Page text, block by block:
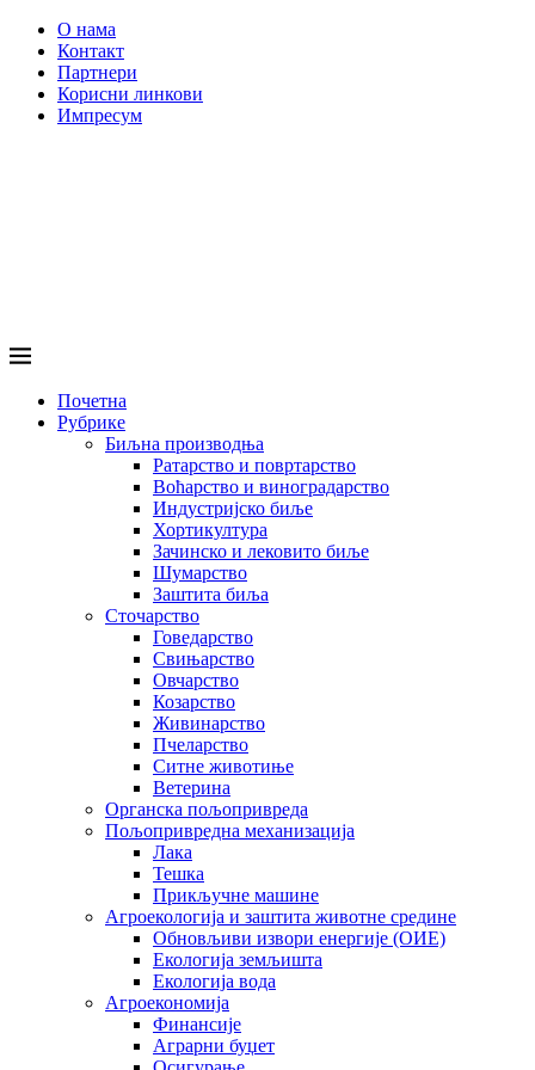
О нама
Контакт
Партнери
Корисни линкови
Импресум
Почетна
Рубрике
Биљна производња
Ратарство и повртарство
Воћарство и виноградарство
Индустријско биље
Хортикултура
Зачинско и лековито биље
Шумарство
Заштита биља
Сточарство
Говедарство
Свињарство
Овчарство
Козарство
Живинарство
Пчеларство
Ситне животиње
Ветерина
Органска пољопривреда
Пољопривредна механизација
Лака
Тешка
Прикључне машине
Агроекологија и заштита животне средине
Обновљиви извори енергије (ОИЕ)
Екологија земљишта
Екологија вода
Агроекономија
Финансије
Аграрни буџет